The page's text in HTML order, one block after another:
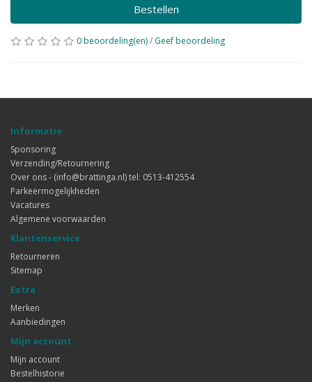
Bestellen
0 beoordeling(en)/ Geef beoordeling
Informatie
Sponsoring
Verzending/Retournering
Over ons - (info@brattinga.nl) tel: 0513-412554
Parkeermogelijkheden
Vacatures
Algemene voorwaarden
Klantenservice
Retourneren
Sitemap
Extra
Merken
Aanbiedingen
Mijn account
Mijn account
Bestelhistorie